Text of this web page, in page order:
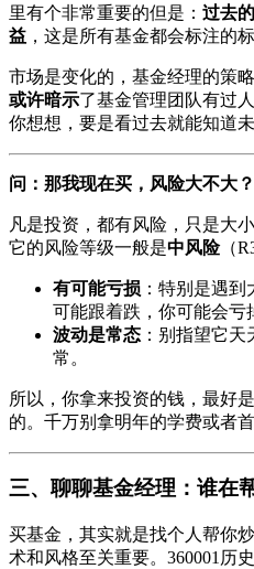
里有个非常重要的但是： 过去
益 ，这是所有基金都会标注的
市场是变化的，基金经理的策
或许暗示了基金管理团队有过
你想想，要是看过去就能知道
问：那我现在买，风险大不大？
凡是投资，都有风险，只是大
它的风险等级一般是中风险（
有可能亏损 ：特别是遇
可能跟着跌，你可能会亏
波动是常态 ：别指望它
常。
所以，你拿来投资的钱，最好
的。千万别拿明年的学费或者
三、聊聊基金经理：谁在
买基金，其实就是找个人帮你
术和风格至关重要。360001历